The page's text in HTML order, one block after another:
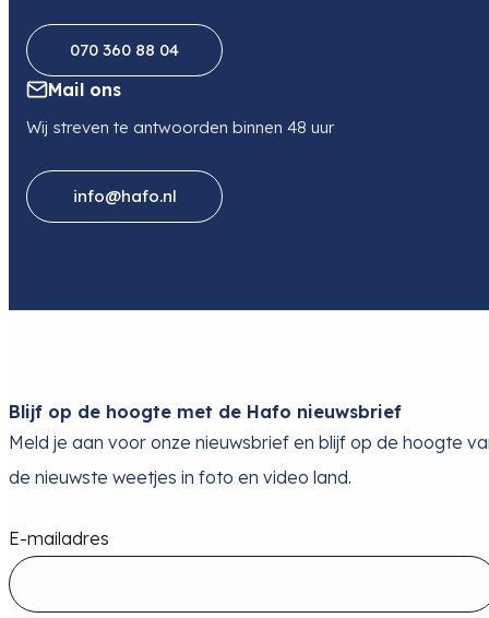
070 360 88 04
Mail ons
Wij streven te antwoorden binnen 48 uur
info@hafo.nl
Blijf op de hoogte met de Hafo nieuwsbrief
Meld je aan voor onze nieuwsbrief en blijf op de hoogte
de nieuwste weetjes in foto en video land.
E-mailadres